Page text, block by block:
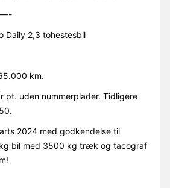
Daily 2,3 tohestesbil
km.
pt. uden nummerplader. Tidligere
2024 med godkendelse til
bil med 3500 kg træk og tacograf